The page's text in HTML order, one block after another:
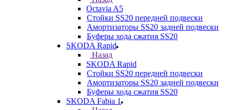
Octavia A5
Стойки SS20 передней подвески
Амортизаторы SS20 задней подвески
Буферы хода сжатия SS20
SKODA Rapid
Назад
SKODA Rapid
Стойки SS20 передней подвески
Амортизаторы SS20 задней подвески
Буферы хода сжатия SS20
SKODA Fabia 1